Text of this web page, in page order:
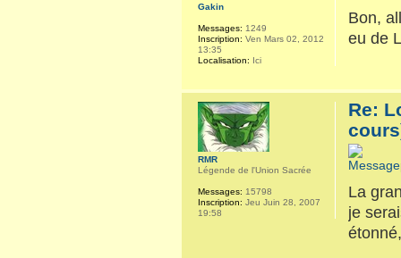
Bon,
eu de
Gakin
Messages: 1249
Inscription: Ven Mars 02, 2012
13:35
Localisation: Ici
Re:
La
je
RMR
Légende de l'Union Sacrée
Messages: 15798
Inscription: Jeu Juin 28, 2007
19:58